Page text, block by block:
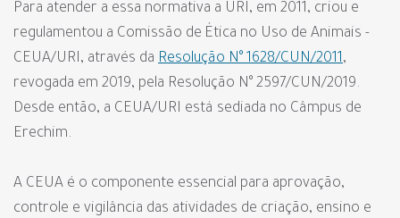
Para atender a essa normativa a URI, em 2011, criou e
regulamentou a Comissão de Ética no Uso de Animais -
CEUA/URI, através da Resolução N° 1628/CUN/2011,
revogada em 2019, pela Resolução N° 2597/CUN/2019.
Desde então, a CEUA/URI está sediada no Câmpus de
Erechim.
A CEUA é o componente essencial para aprovação,
controle e vigilância das atividades de criação, ensino e